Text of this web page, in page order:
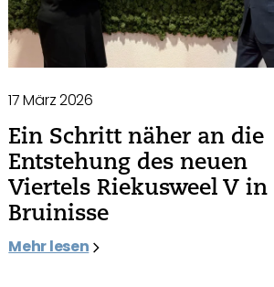
17 März 2026
Ein Schritt näher an die
Entstehung des neuen
Viertels Riekusweel V in
Bruinisse
Mehr lesen